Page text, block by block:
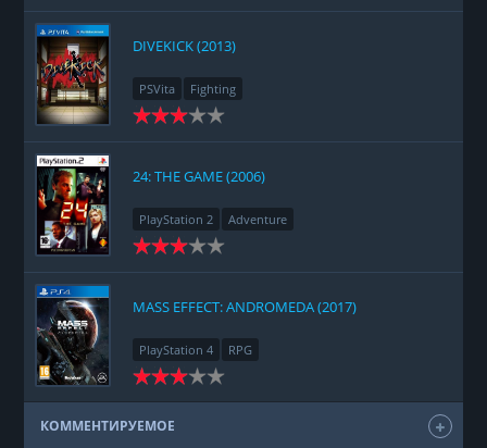
DIVEKICK (2013)
PSVita Fighting
24: THE GAME (2006)
PlayStation 2 Adventure
MASS EFFECT: ANDROMEDA (2017)
PlayStation 4 RPG
КОММЕНТИРУЕМОЕ